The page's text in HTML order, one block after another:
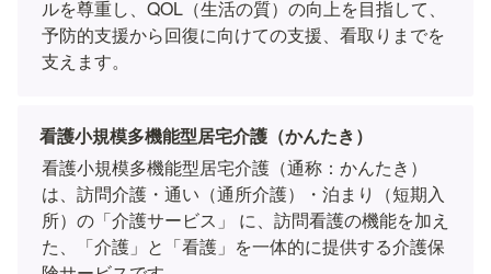
ルを尊重し、QOL（生活の質）の向上を目指して、
予防的支援から回復に向けての支援、看取りまでを
支えます。
看護小規模多機能型居宅介護（かんたき）
看護小規模多機能型居宅介護（通称：かんたき）
は、訪問介護・通い（通所介護）・泊まり（短期入
所）の「介護サービス」 に、訪問看護の機能を加え
た、「介護」と「看護」を一体的に提供する介護保